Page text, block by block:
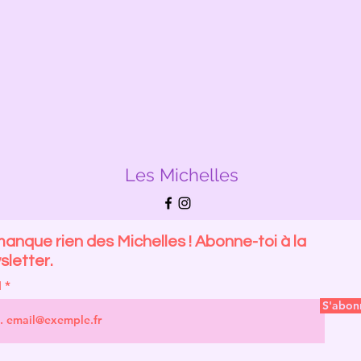
Les Michelles
rien des Michelles ! Abonne-toi à la